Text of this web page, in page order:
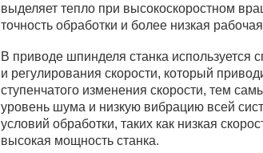
выделяет тепло при высокоскоростном
точность обработки и более низкая
В приводе шпинделя станка используется
и регулирования скорости, который
ступенчатого изменения скорости, тем
уровень шума и низкую вибрацию всей
условий обработки, таких как низкая
высокая мощность станка.